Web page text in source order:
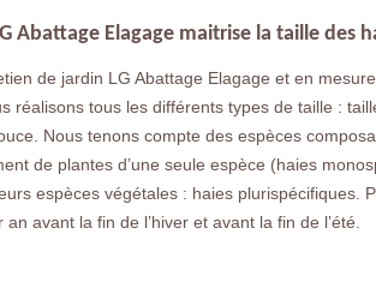
Abattage Elagage maitrise la taille des
de jardin LG Abattage Elagage et en
réalisons tous les différents types de taille :
Nous tenons compte des espèces
de plantes d’une seule espèce (haies
espèces végétales : haies plurispécifiques.
avant la fin de l’hiver et avant la fin de l’été.